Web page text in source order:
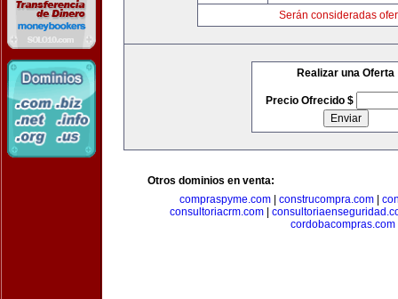
Serán consideradas
Realizar una Oferta
Precio Ofrecido $
Otros dominios en venta:
compraspyme.com
construcompra.com
consultoriacrm.com|
cordobacompras.com